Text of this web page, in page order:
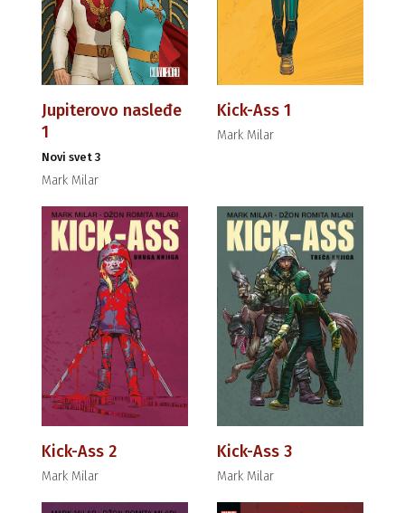
Jupiterovo nasleđe
1
Novi svet 3
Mark Milar
Kick-Ass 1
Mark Milar
Kick-Ass 2
Mark Milar
Kick-Ass 3
Mark Milar